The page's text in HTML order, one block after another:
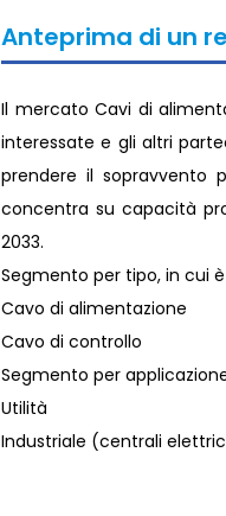
Anteprima di un
Il mercato Cavi di
interessate e gli altri
prendere il sopravvento
concentra su capacità
2033.
Segmento per tipo, in cui
Cavo di alimentazione
Cavo di controllo
Segmento per
Utilità
Industriale (centrali